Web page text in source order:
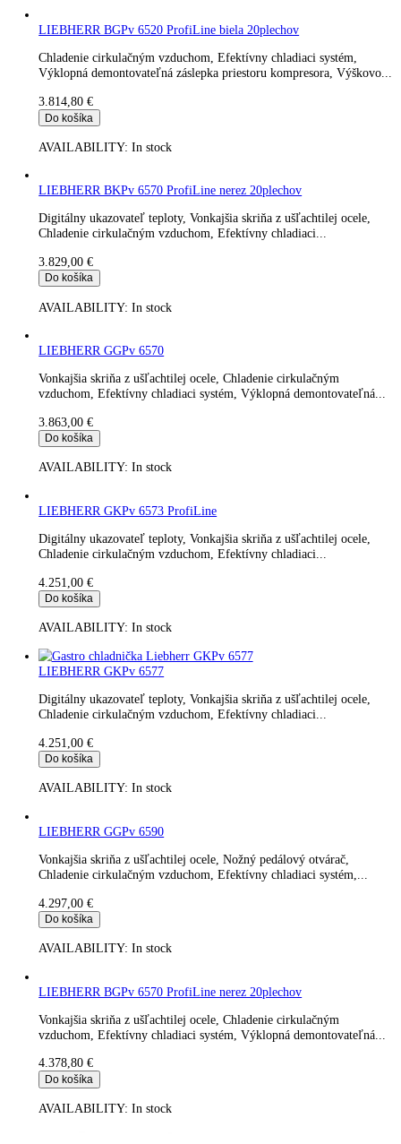
3.419,00€
AVAILABILITY:In stock
LIEBHERR GKPv 6590
Digitálny ukazovateľ teploty, Vonkajšia skriňa z ušľachtilej
3.761,00€
Do košíka
LIEBHERR BGPv 6520 ProfiLine biela 20plechov
Výklopná demontovateľná záslepka priestoru kompresora,
3.814,80€
Do košíka
AVAILABILITY:
Digitálny ukazovateľ teploty, Vonkajšia skriňa z ušľachtilej
3.829,00€
Do košíka
AVAILABILITY:
LIEBHERR GGPv 6570
vzduchom, Efektívny chladiaci systém, Výklopná
3.863,00
Do košíka
AVAILABILITY:In stock
LIEBHERR GKPv 6573 ProfiLine
Digitálny ukazovateľ teploty, Vonkajšia skriňa z ušľachtilej
Chladenie cirkulačným vzduchom, Efektívny chladiaci...
4.251,00€
Do košíka
LIEBHERR GKPv 6577
Digitálny ukazovateľ teploty, Vonkajšia skriňa z ušľachtilej
Chladenie cirkulačným vzduchom, Efektívny chladiaci...
4.251,00€
Do košíka